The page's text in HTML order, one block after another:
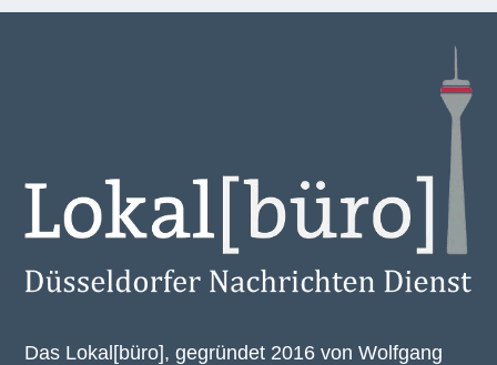
Das Lokal[büro], gegründet 2016 von Wolfgang